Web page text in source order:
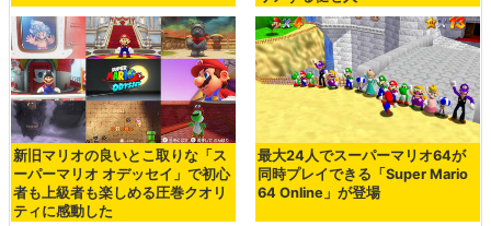
新旧マリオの良いとこ取りな「ス
ーパーマリオ オデッセイ」で初心
者も上級者も楽しめる圧巻クオリ
ティに感動した
最大24人でスーパーマリオ64が
同時プレイできる「Super Mario
64 Online」が登場